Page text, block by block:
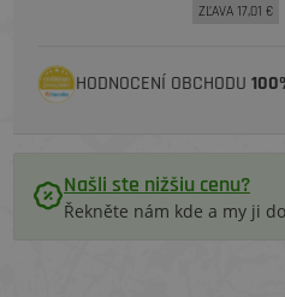
ZĽAVA 17,01 €
HODNOCENÍ OBCHODU
Našli ste nižšiu cenu?
Řekněte nám kde a my ji